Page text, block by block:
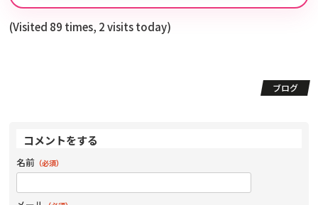
(Visited 89 times, 2 visits today)
ブログ
コメントをする
名前 （必須）